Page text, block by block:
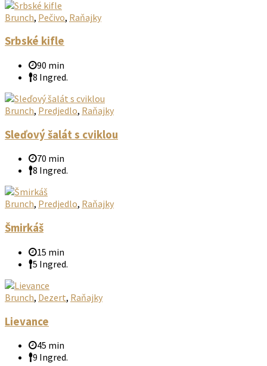
Brunch, Pečivo, Raňajky
Srbské kifle
90 min
8 Ingred.
Brunch, Predjedlo, Raňajky
Sleďový šalát s cviklou
70 min
8 Ingred.
Brunch, Predjedlo, Raňajky
Šmirkáš
15 min
5 Ingred.
Brunch, Dezert, Raňajky
Lievance
45 min
9 Ingred.